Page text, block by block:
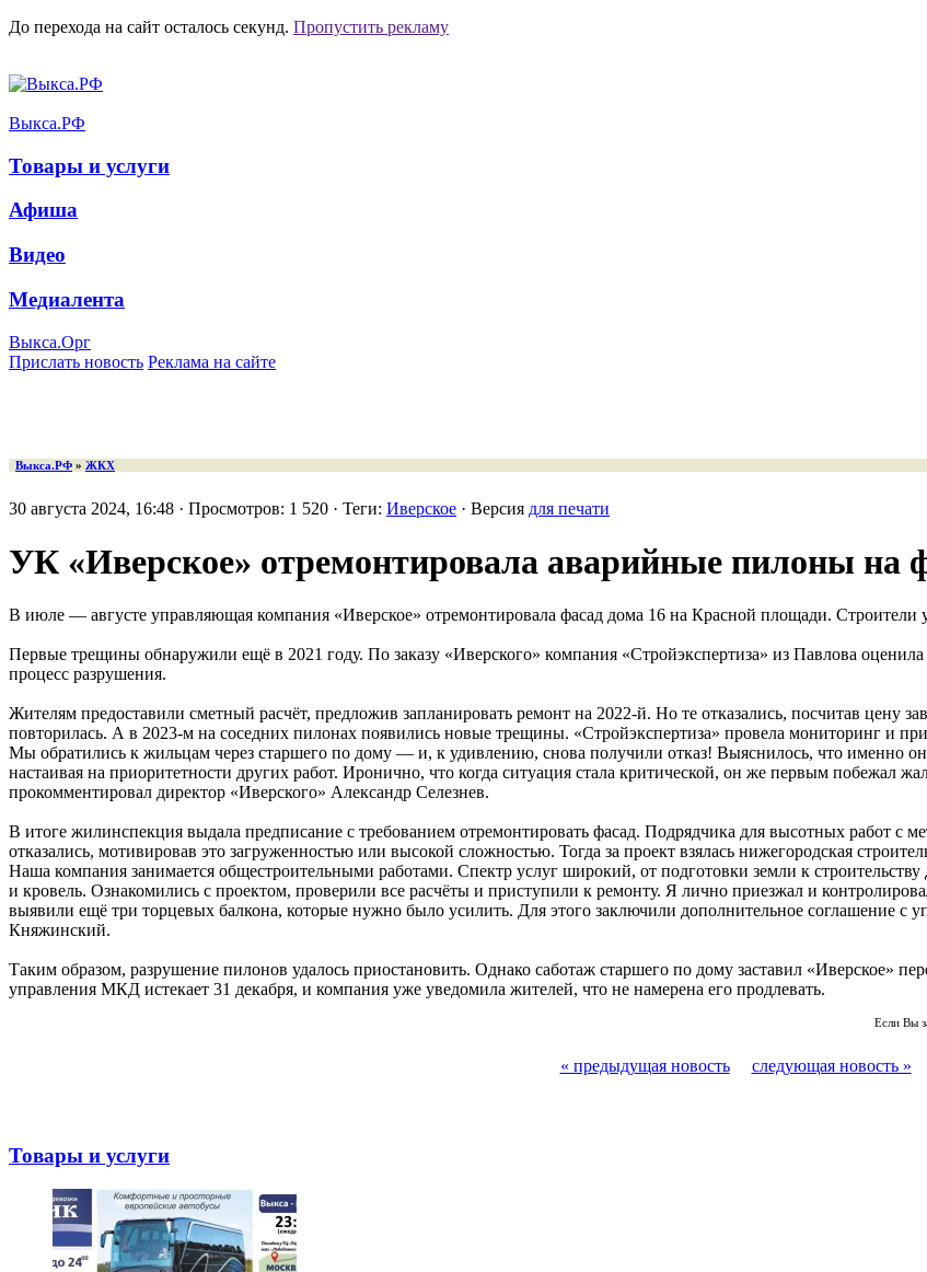
До перехода на сайт осталось секунд. Пропустить рекламу
Выкса.РФ
Товары и услуги
Афиша
Видео
Медиалента
Выкса.Орг
Прислать новость Реклама на сайте
Выкса.РФ » ЖКХ
30 августа 2024, 16:48 · Просмотров: 1 520 · Теги: Иверское · Версия для печати
УК «Иверское» отремонтировала аварийные пилоны на
В июле — августе управляющая компания «Иверское» отремонтировала фасад дома 16 на Красной площади.
Первые трещины обнаружили ещё в 2021 году. По заказу «Иверского» компания «Стройэкспертиза» из Павлова
процесс разрушения.
Жителям предоставили сметный расчёт, предложив запланировать ремонт на 2022-й. Но те отказались, посчитав цену
повторилась. А в 2023-м на соседних пилонах появились новые трещины. «Стройэкспертиза» провела мониторинг и
Мы обратились к жильцам через старшего по дому — и, к удивлению, снова получили отказ! Выяснилось, что именно
настаивая на приоритетности других работ. Иронично, что когда ситуация стала критической, он же первым
прокомментировал директор «Иверского» Александр Селезнев.
В итоге жилинспекция выдала предписание с требованием отремонтировать фасад. Подрядчика для высотных работ с
отказались, мотивировав это загруженностью или высокой сложностью. Тогда за проект взялась нижегородская
Наша компания занимается общестроительными работами. Спектр услуг широкий, от подготовки земли к
и кровель. Ознакомились с проектом, проверили все расчёты и приступили к ремонту. Я лично приезжал и
выявили ещё три торцевых балкона, которые нужно было усилить. Для этого заключили дополнительное соглашение
Княжинский.
Таким образом, разрушение пилонов удалось приостановить. Однако саботаж старшего по дому заставил «Иверское»
управления МКД истекает 31 декабря, и компания уже уведомила жителей, что не намерена его продлевать.
Если Вы
« предыдущая новость следующая новость »
Товары и услуги